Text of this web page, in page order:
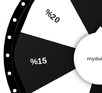
%15
%20